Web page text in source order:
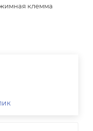
клемма